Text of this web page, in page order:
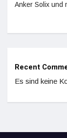
Anker Solix und
Recent
Es sind keine